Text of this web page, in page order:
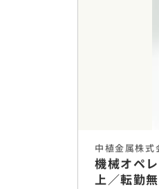
中植金属株式
機械オペ
上／転勤